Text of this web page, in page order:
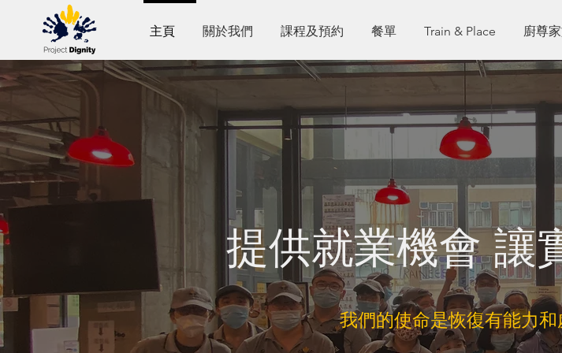
主頁 關於我們 課程及預約 餐單 Train & Place 廚尊
提供就業機會 讓
我們的使命是恢復有能力